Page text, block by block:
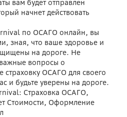
вам будет отправлен
начнет действовать
по ОСАГО онлайн, вы
зная, что ваше здоровье и
на дороге. Не
вопросы о
страховку ОСАГО для своего
и будьте уверены на дороге.
Страховка ОСАГО,
Стоимости, Оформление